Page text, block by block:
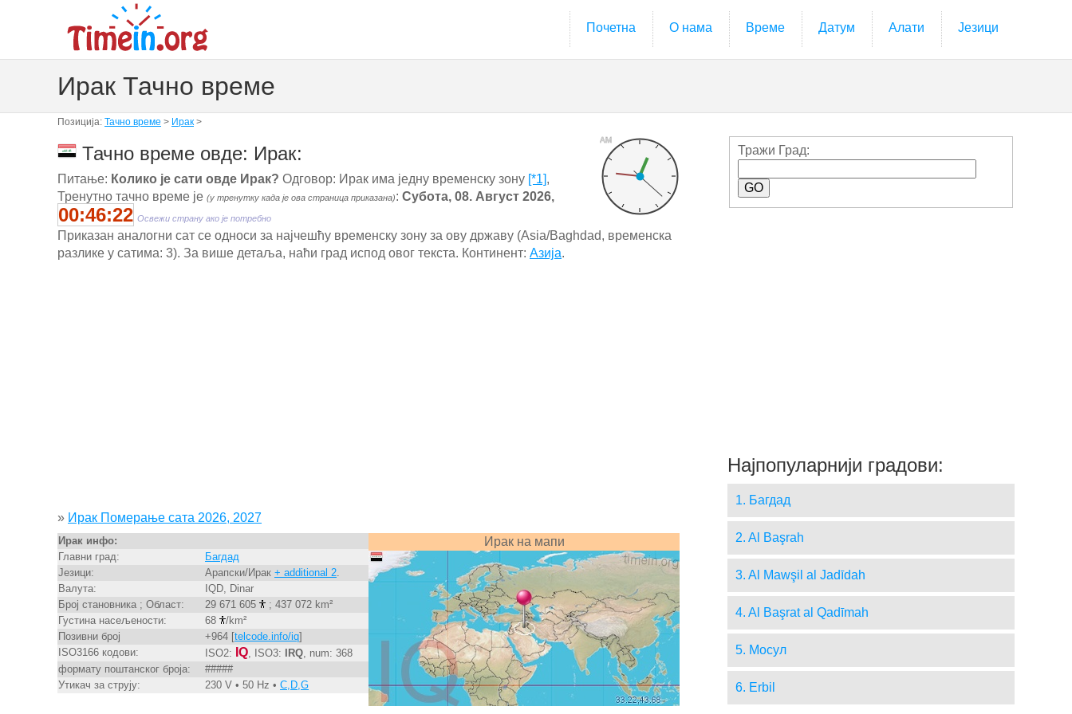
Почетна О нама Време Датум Алати Језици
Ирак Тачно време
Позиција: Тачно време > Ирак >
AM
Тачно време овде: Ирак:
Питање: Колико је сати овде Ирак? Одговор: Ирак има једну временску зону [*1],
Тренутно тачно време је (у тренутку када је ова страница приказана): Субота, 08. Август 2026,
00:46:23 Освежи страну ако је потребно
Приказан аналогни сат се односи за најчешћу временску зону за ову државу (Asia/Baghdad, временска
разлике у сатима: 3). За више детаља, наћи град испод овог текста. Континент: Азија.
» Ирак Померање сата 2026, 2027
Ирак инфо:
Главни град:
Багдад
Језици:
Арапски/Ирак + additional 2.
Валута:
IQD, Dinar
Број становника ; Област:
29 671 605
; 437 072 km²
Густина насељености:
68
/km²
Позивни број
+964 [telcode.info/iq]
ISO3166 кодови:
ISO2: IQ, ISO3: IRQ, num: 368
формату поштанског броја:
#####
Утикач за струју:
230 V • 50 Hz • C,D,G
Ирак на мапи
Тражи Град:
Најпопуларнији градови:
1. Багдад
2. Al Başrah
3. Al Mawşil al Jadīdah
4. Al Başrat al Qadīmah
5. Мосул
6. Erbil